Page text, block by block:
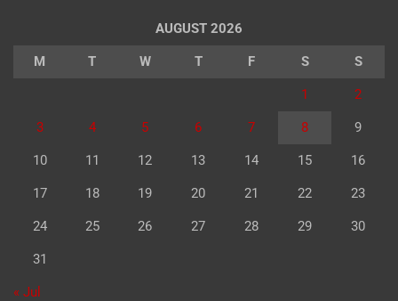
AUGUST 2026
M T W T F S S
1 2
3 4 5 6 7 8 9
10 11 12 13 14 15 16
17 18 19 20 21 22 23
24 25 26 27 28 29 30
31
« Jul